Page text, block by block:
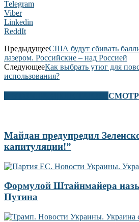
Telegram
Viber
Linkedin
ReddIt
ПредыдущееСША будут сбивать
лазером. Российские – над Россией
СледующееКак выбрать утюг для
использования?
Майдан предупредил
капитуляции!”
Формулой Штайнмайера
Путина